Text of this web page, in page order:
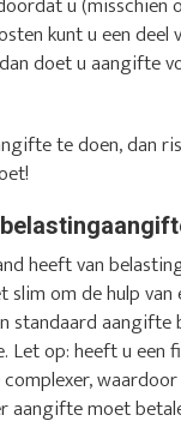
kunt u een deel
doet u aangifte
te doen, dan
heeft van
slim om de hulp
standaard
Let op: heeft u een
waardoor
aangifte moet